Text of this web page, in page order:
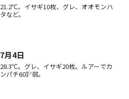
21.2℃。イサギ10枚、グレ、オオモンハ
タなど。
7月4日
28.3℃。グレ、イサギ20枚。ルアーでカ
ンパチ60㌢弱。